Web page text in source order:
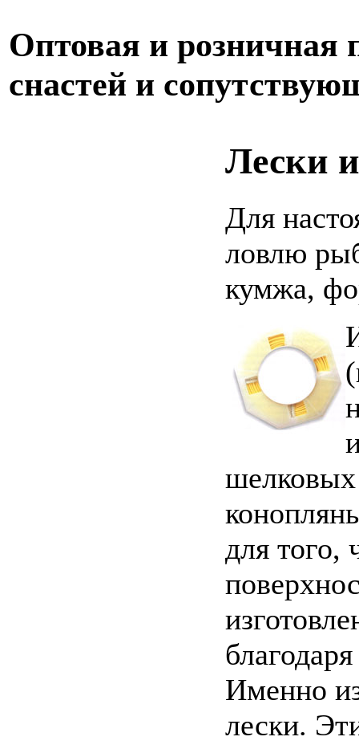
Оптовая и розничная
снастей и
Лески
Для
ловлю
кумжа,
для того,
Именно
лески.